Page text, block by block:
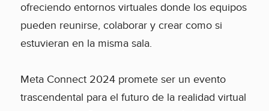
ofreciendo entornos virtuales donde los equipos
pueden reunirse, colaborar y crear como si
estuvieran en la misma sala.
Meta Connect 2024 promete ser un evento
trascendental para el futuro de la realidad virtual